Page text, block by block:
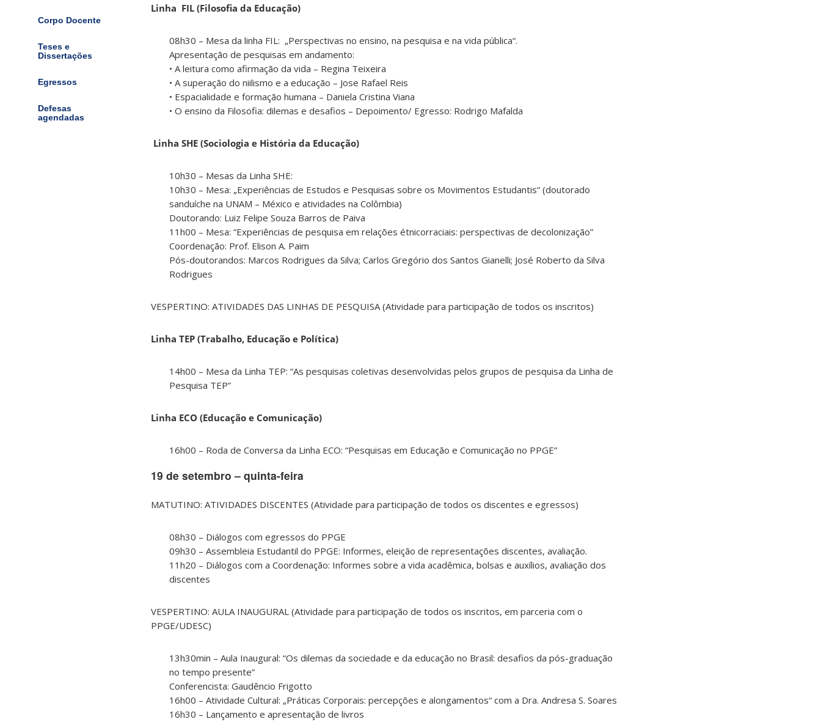
Corpo Docente
Teses e
Dissertações
Egressos
Defesas
agendadas
Linha FIL (Filosofia da Educação)
08h30 – Mesa da linha FIL: „Perspectivas no ensino, na pesquisa e na vida pública“.
Apresentação de pesquisas em andamento:
• A leitura como afirmação da vida – Regina Teixeira
• A superação do niilismo e a educação – Jose Rafael Reis
• Espacialidade e formação humana – Daniela Cristina Viana
• O ensino da Filosofia: dilemas e desafios – Depoimento/ Egresso: Rodrigo Mafalda
Linha SHE (Sociologia e História da Educação)
10h30 – Mesas da Linha SHE:
10h30 – Mesa: „Experiências de Estudos e Pesquisas sobre os Movimentos Estudantis“ (doutorado
sanduíche na UNAM – México e atividades na Colômbia)
Doutorando: Luiz Felipe Souza Barros de Paiva
11h00 – Mesa: “Experiências de pesquisa em relações étnicorraciais: perspectivas de decolonização”
Coordenação: Prof. Elison A. Paim
Pós-doutorandos: Marcos Rodrigues da Silva; Carlos Gregório dos Santos Gianelli; José Roberto da Silva
Rodrigues
VESPERTINO: ATIVIDADES DAS LINHAS DE PESQUISA (Atividade para participação de todos os inscritos)
Linha TEP (Trabalho, Educação e Política)
14h00 – Mesa da Linha TEP: “As pesquisas coletivas desenvolvidas pelos grupos de pesquisa da Linha de
Pesquisa TEP”
Linha ECO (Educação e Comunicação)
16h00 – Roda de Conversa da Linha ECO: “Pesquisas em Educação e Comunicação no PPGE”
19 de setembro – quinta-feira
MATUTINO: ATIVIDADES DISCENTES (Atividade para participação de todos os discentes e egressos)
08h30 – Diálogos com egressos do PPGE
09h30 – Assembleia Estudantil do PPGE: Informes, eleição de representações discentes, avaliação.
11h20 – Diálogos com a Coordenação: Informes sobre a vida acadêmica, bolsas e auxílios, avaliação dos
discentes
VESPERTINO: AULA INAUGURAL (Atividade para participação de todos os inscritos, em parceria com o
PPGE/UDESC)
13h30min – Aula Inaugural: “Os dilemas da sociedade e da educação no Brasil: desafios da pós-graduação
no tempo presente”
Conferencista: Gaudêncio Frigotto
16h00 – Atividade Cultural: „Práticas Corporais: percepções e alongamentos“ com a Dra. Andresa S. Soares
16h30 – Lançamento e apresentação de livros